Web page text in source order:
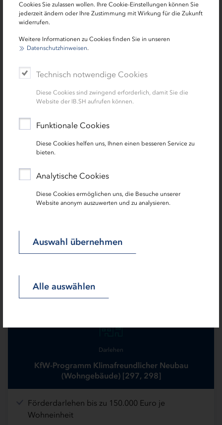
Cookies Sie zulassen wollen. Ihre Cookie-Einstellungen können Sie
jederzeit ändern oder Ihre Zustimmung mit Wirkung für die Zukunft
widerrufen.
Weitere Informationen zu Cookies finden Sie in unseren
Datenschutzhinweisen.
Technisch notwendige Cookies
Diese Cookies sind zwingend erforderlich, damit Sie die
Website der IB.SH aufrufen können.
Funktionale Cookies
Diese Cookies helfen uns, Ihnen einen besseren Service zu
bieten.
Analytische Cookies
Diese Cookies ermöglichen uns, die Besuche unserer
Website anonym auszuwerten und zu analysieren.
Auswahl übernehmen
Alle auswählen
Wohneinheit
KfW Klimafreundlicher Neubau im
Niedrigpreissegment (Wohngebäude) [296]
Wohneinheit
Darlehen
KfW-Programm Klimafreundlicher Neubau
(Wohngebäude) [297, 298]
Förderdarlehen bis zu 150.000 Euro je
Wohneinheit